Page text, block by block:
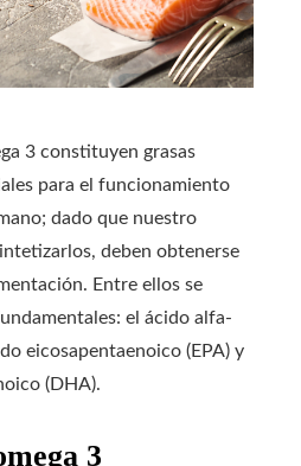
3 constituyen grasas
para el funcionamiento
dado que nuestro
deben obtenerse
Entre ellos se
el ácido alfa-
eicosapentaenoico (EPA) y
(DHA).
3